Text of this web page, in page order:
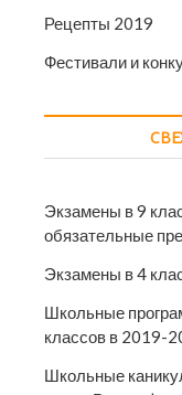
Рецепты 2019
Фестивали и
Экзамены в 9
обязательные
Экзамены в 4
Школьные
классов в 2019-
Школьные